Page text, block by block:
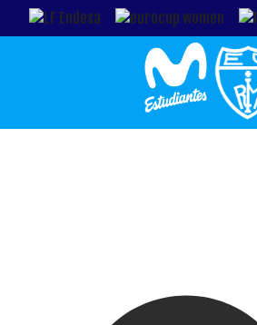
Gestionar el Consentimiento de las Cookies